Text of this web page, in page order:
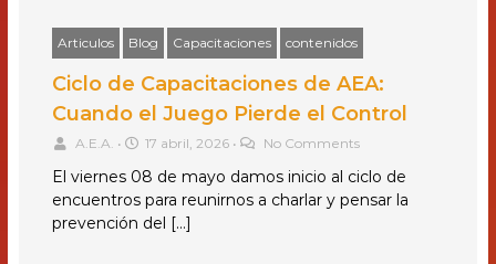
Articulos Blog Capacitaciones contenidos
Ciclo de Capacitaciones de AEA:
Cuando el Juego Pierde el Control
A.E.A. • 17 abril, 2026 • No Comments
El viernes 08 de mayo damos inicio al ciclo de
encuentros para reunirnos a charlar y pensar la
prevención del […]